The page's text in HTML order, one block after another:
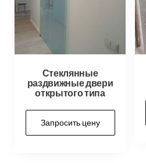
Стеклянные
раздвижные двери
открытого типа